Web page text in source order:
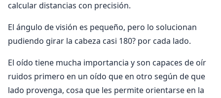
calcular distancias con precisión.
El ángulo de visión es pequeño, pero lo solucionan
pudiendo girar la cabeza casi 180? por cada lado.
El oído tiene mucha importancia y son capaces de oír
ruidos primero en un oído que en otro según de que
lado provenga, cosa que les permite orientarse en la